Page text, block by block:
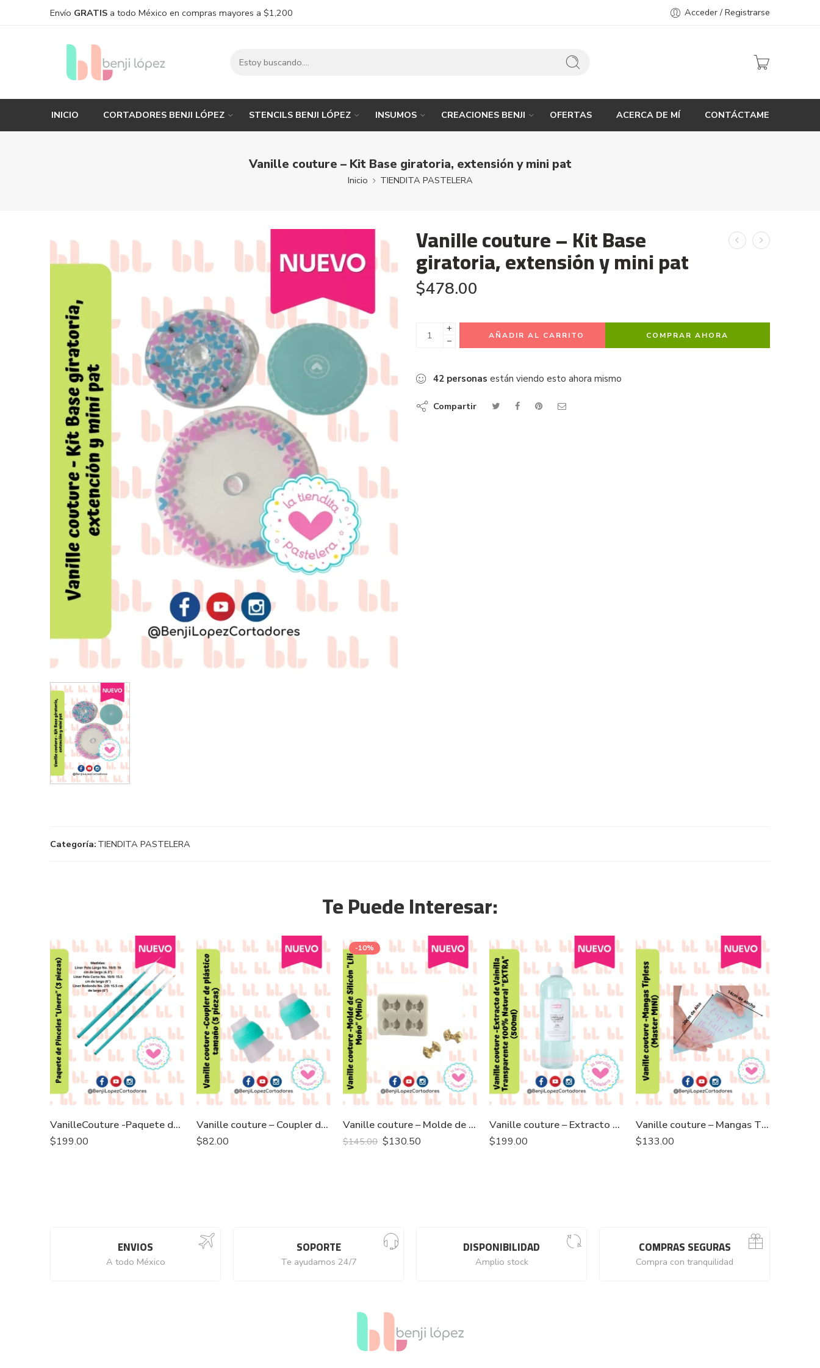
Envío GRATIS a todo México en compras mayores a $1,200 Acceder / Registrarse
INICIO CORTADORES BENJI LÓPEZ STENCILS BENJI LÓPEZ INSUMOS CREACIONES BENJI OFERTAS ACERCA DE MÍ CONTÁCTAME
Vanille couture – Kit Base giratoria, extensión y mini pat
Inicio TIENDITA PASTELERA
Vanille couture – Kit Base
giratoria, extensión y mini pat
$478.00
+
−
AÑADIR AL CARRITO COMPRAR AHORA
42 personas están viendo esto ahora mismo
Compartir
Categoría: TIENDITA PASTELERA
Te Puede Interesar:
VanilleCouture -Paquete de Pinceles “Liners” (3 piezas)
$199.00
Vanille couture – Coupler de plástico tamaño standard(5 piezas)
$82.00
-10%
Vanille couture – Molde de Silicón “Lili Moño” (Mini)
$145.00 $130.50
Vanille couture – Extracto de Vainilla Transparente 100% Natural “EXTRA” (500ml)
$199.00
Vanille couture – Mangas Tipless (Master MINI)
$133.00
ENVIOS
A todo México
SOPORTE
Te ayudamos 24/7
DISPONIBILIDAD
Amplio stock
COMPRAS SEGURAS
Compra con tranquilidad